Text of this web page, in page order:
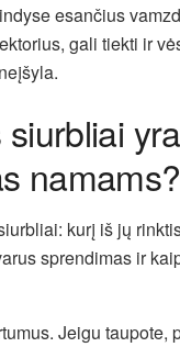
esančius
gali tiekti ir
namams?
kurį iš jų
sprendimas ir
Jeigu taupote,